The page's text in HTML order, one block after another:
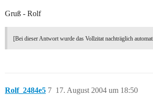
Gruß - Rolf
[Bei dieser Antwort wurde das Vollzitat nachträglich
Rolf_2484e5 17. August 2004 um 18:50
7